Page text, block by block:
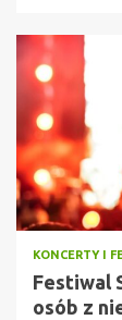
KONCERTY I
Festiwal
osób z